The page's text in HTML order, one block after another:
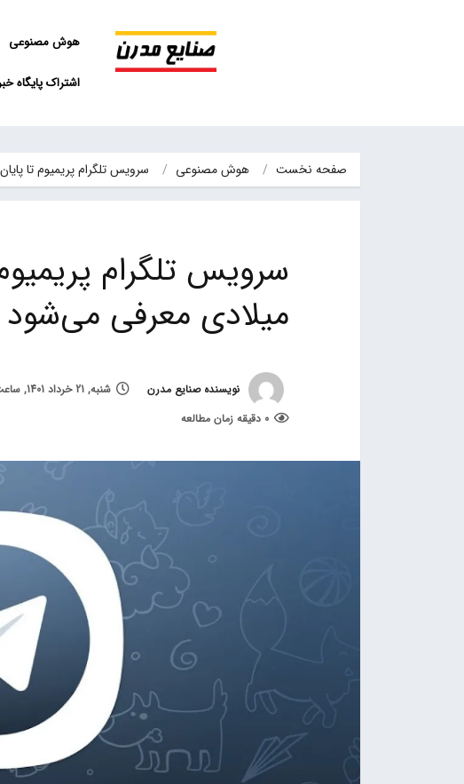
هوش مصنوعی
اشتراک پایگاه
صفحه نخست هوش مصنوعی سرویس تلگرام پریمیوم تا
سرویس تلگرام
میلادی معرفی می‌شود
نویسنده صنایع مدرن شنبه, 21 خرداد 1401, ساعت 19:07
0 دقیقه زمان مطالعه